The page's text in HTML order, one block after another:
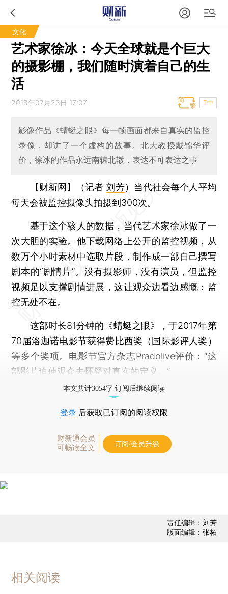
文化
艺术家徐冰：今天全球就是个巨大
的摄影棚，我们随时演着自己的生
活
2018年07月23日 17:07 T中
影像作品《蜻蜓之眼》每一帧画面都来自真实的监控
录像，却讲了一个虚构的故事。北大教授戴锦华评
价，徐冰的作品永远南辕北辙，表达不可表达之事
【财新网】（记者 刘芳） 当代社会每个人平均
每天会被监控摄像头拍摄到300次。
基于这个骇人的数据，当代艺术家徐冰做了一
次大胆的实验。他下载网络上公开的监控视频，从
数万个小时素材中选取片段，制作成一部自己撰写
剧本的“剧情片”。没有摄影师，没有演员，但监控
视频足以支撑剧情进展，这让观众边看边感慨：监
控无处不在。
这部时长81分钟的《蜻蜓之眼》，于2017年第
70届洛迦诺电影节获得费比西奖（国际影评人奖）
等多个奖项。电影节官方杂志Pradolive评价：“这
部影片迫使观众去怀疑对真实的定义。”
本文共计3054字 订阅后继续阅读
登录 后获取已订阅的阅读权限
财新通会员
可畅读全文
订阅/会员升级
责任编辑：刘芳
版面编辑：张柘
相关阅读